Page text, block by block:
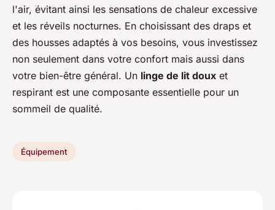
l'air, évitant ainsi les sensations de chaleur excessive
et les réveils nocturnes. En choisissant des draps et
des housses adaptés à vos besoins, vous investissez
non seulement dans votre confort mais aussi dans
votre bien-être général. Un linge de lit doux et
respirant est une composante essentielle pour un
sommeil de qualité.
Équipement